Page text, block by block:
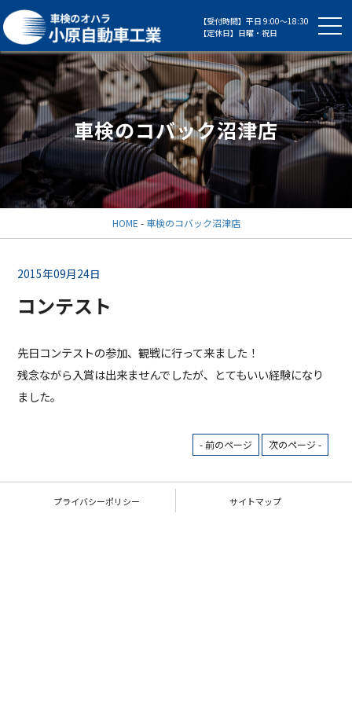
【受付時間】平日 9:00～18:30
【定休日】日曜・祝日
車検のコバック沼津店
HOME - 車検のコバック沼津店
2015年09月24日
コンテスト
先日コンテストの参加、観戦に行って来ました！
残念ながら入賞は出来ませんでしたが、とてもいい経験になり
ました。
- 前のページ 次のページ -
プライバシーポリシー サイトマップ